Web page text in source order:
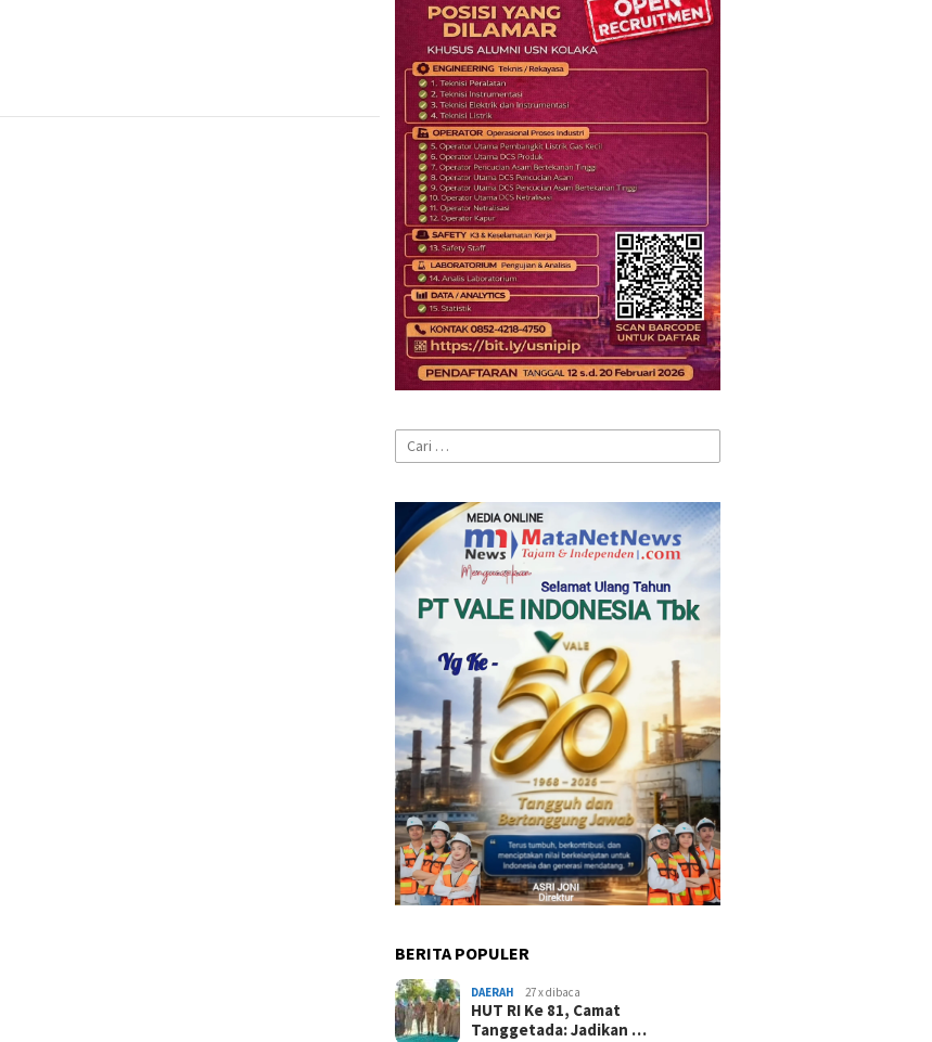
Cari
untuk:
BERITA POPULER
DAERAH 27 x dibaca
HUT RI Ke 81, Camat
Tanggetada: Jadikan …